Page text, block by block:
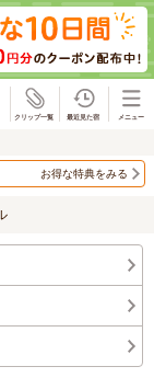
お得な特典をみる